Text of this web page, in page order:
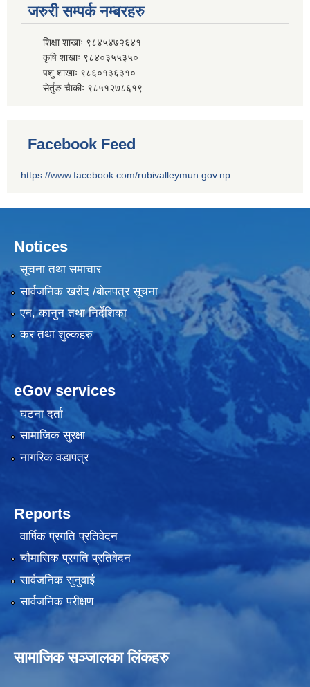
जरुरी सम्पर्क नम्बरहरु
शिक्षा शाखाः ९८४५४७२६४१
कृषि शाखाः ९८४०३५५३५०
पशु शाखाः ९८६०१३६३१०
सेर्तुङ चैाकीः ९८५१२७८६१९
Facebook Feed
https://www.facebook.com/rubivalleymun.gov.np
Notices
सूचना तथा समाचार
सार्वजनिक खरीद /बोलपत्र सूचना
एन, कानुन तथा निर्देशिका
कर तथा शुल्कहरु
eGov services
घटना दर्ता
सामाजिक सुरक्षा
नागरिक वडापत्र
Reports
वार्षिक प्रगति प्रतिवेदन
चौमासिक प्रगति प्रतिवेदन
सार्वजनिक सुनुवाई
सार्वजनिक परीक्षण
सामाजिक सञ्जालका लिंकहरु